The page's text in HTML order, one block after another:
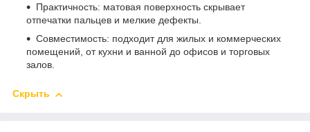
Практичность: матовая поверхность скрывает
отпечатки пальцев и мелкие дефекты.
Совместимость: подходит для жилых и коммерческих
помещений, от кухни и ванной до офисов и торговых
залов.
Скрыть